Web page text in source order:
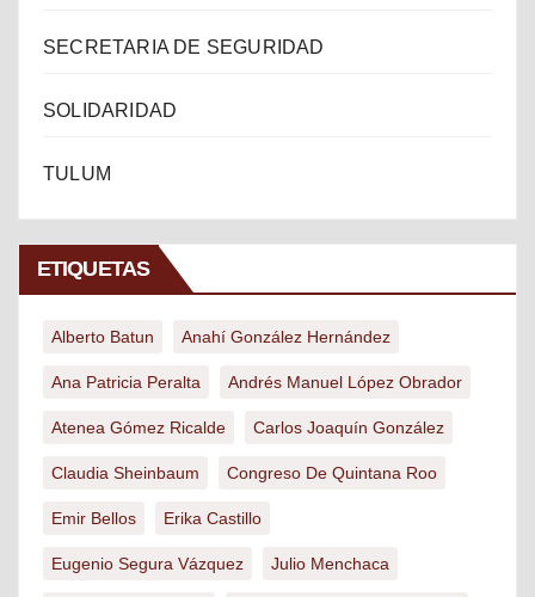
SECRETARIA DE SEGURIDAD
SOLIDARIDAD
TULUM
ETIQUETAS
Alberto Batun Anahí González Hernández
Ana Patricia Peralta Andrés Manuel López Obrador
Atenea Gómez Ricalde Carlos Joaquín González
Claudia Sheinbaum Congreso De Quintana Roo
Emir Bellos Erika Castillo
Eugenio Segura Vázquez Julio Menchaca